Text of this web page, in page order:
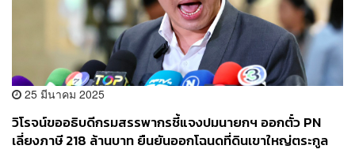
25 มีนาคม 2025
วิโรจน์​ขออธิบดีกรมสรรพากรชี้แจงปม​นายกฯ​ ออกตั๋ว​ PN
เลี่ยงภาษี 218 ล้านบาท ยืนยันออกโฉนดที่ดินเขาใหญ่​ตระกูล